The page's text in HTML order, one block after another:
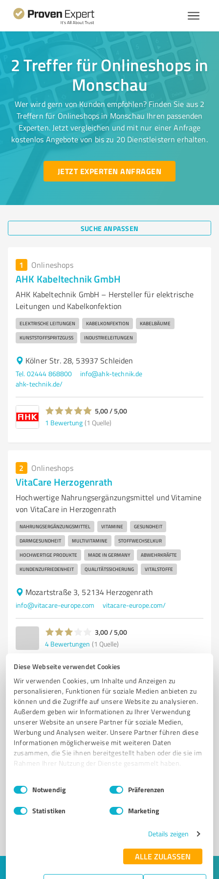
Diese Webseite verwendet Cookies
Wir verwenden Cookies, um Inhalte und Anzeigen zu
personalisieren, Funktionen für soziale Medien anbieten zu
können und die Zugriffe auf unsere Website zu analysieren.
Außerdem geben wir Informationen zu Ihrer Verwendung
unserer Website an unsere Partner für soziale Medien,
Werbung und Analysen weiter. Unsere Partner führen diese
Informationen möglicherweise mit weiteren Daten
zusammen, die Sie ihnen bereitgestellt haben oder die sie im
Rahmen Ihrer Nutzung der Dienste gesammelt haben.
Impressum Datenschutzbestimmungen
Einwilligungsauswahl
Notwendig Präferenzen
Statistiken Marketing
Details zeigen
ALLE ZULASSEN
2 Treffer für Onlineshops in
Monschau
Wer wird gern von Kunden empfohlen? Finden Sie aus 2
Treffern für Onlineshops in Monschau Ihren passenden
Experten. Jetzt vergleichen und mit nur einer Anfrage
kostenlos Angebote von bis zu 20 Dienstleistern erhalten.
JETZT EXPERTEN ANFRAGEN
SUCHE ANPASSEN
1 Onlineshops
AHK Kabeltechnik GmbH
AHK Kabeltechnik GmbH – Hersteller für elektrische
Leitungen und Kabelkonfektion
ELEKTRISCHE LEITUNGEN KABELKONFEKTION KABELBÄUME
KUNSTSTOFFSPRITZGUSS INDUSTRIELEITUNGEN
Kölner Str. 28, 53937 Schleiden
Tel. 02444 868800
info@ahk-technik.de
ahk-technik.de/
5,00 / 5,00
1 Bewertung (1 Quelle)
2 Onlineshops
VitaCare Herzogenrath
Hochwertige Nahrungsergänzungsmittel und Vitamine
von VitaCare in Herzogenrath
NAHRUNGSERGÄNZUNGSMITTEL VITAMINE GESUNDHEIT
DARMGESUNDHEIT MULTIVITAMINE STOFFWECHSELKUR
HOCHWERTIGE PRODUKTE MADE IN GERMANY ABWEHRKRÄFTE
KUNDENZUFRIEDENHEIT QUALITÄTSSICHERUNG VITALSTOFFE
Mozartstraße 3, 52134 Herzogenrath
info@vitacare-europe.com vitacare-europe.com/
3,00 / 5,00
4 Bewertungen (1 Quelle)
Sie möchten auch hier gelistet werden?
Registrieren Sie sich jetzt und werden Sie ein von
Kunden empfohlener ProvenExpert!
1